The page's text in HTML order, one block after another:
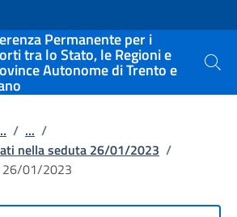
Permanente per i
tra lo Stato, le Regioni e
Autonome di Trento e Cerca
/ ... /
nella seduta 26/01/2023 /
26/01/2023